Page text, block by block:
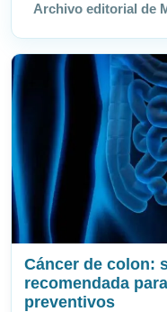
Archivo editorial de
Cáncer de colon:
recomendada
preventivos